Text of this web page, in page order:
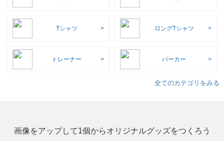
Tシャツ ロングTシャツ
トレーナー パーカー
全てのカテゴリをみる
画像をアップして1個からオリジナルグッズをつくろう